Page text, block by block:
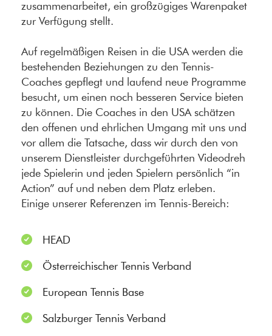
zusammenarbeitet, ein großzügiges Warenpaket
zur Verfügung stellt.
Auf regelmäßigen Reisen in die USA werden die
bestehenden Beziehungen zu den Tennis-
Coaches gepflegt und laufend neue Programme
besucht, um einen noch besseren Service bieten
zu können. Die Coaches in den USA schätzen
den offenen und ehrlichen Umgang mit uns und
vor allem die Tatsache, dass wir durch den von
unserem Dienstleister durchgeführten Videodreh
jede Spielerin und jeden Spielern persönlich “in
Action” auf und neben dem Platz erleben.
Einige unserer Referenzen im Tennis-Bereich:
HEAD
Österreichischer Tennis Verband
European Tennis Base
Salzburger Tennis Verband